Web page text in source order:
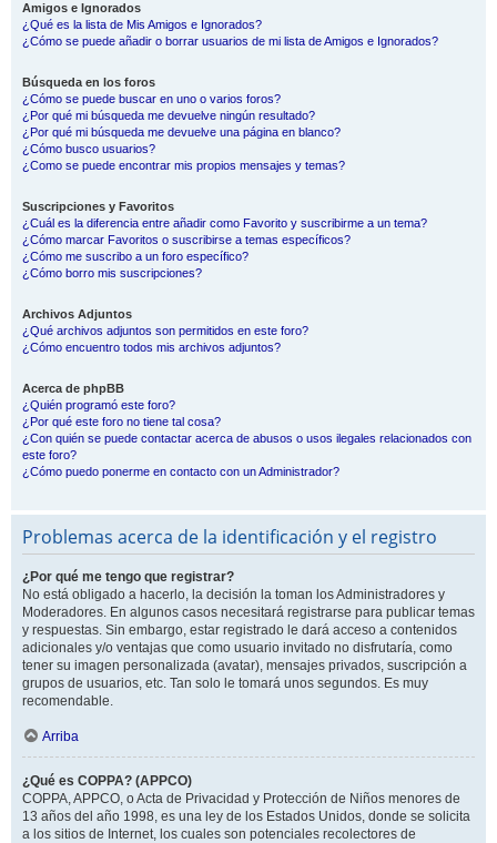
Amigos e Ignorados
¿Qué es la lista de Mis Amigos e Ignorados?
¿Cómo se puede añadir o borrar usuarios de mi lista de Amigos e Ignorados?
Búsqueda en los foros
¿Cómo se puede buscar en uno o varios foros?
¿Por qué mi búsqueda me devuelve ningún resultado?
¿Por qué mi búsqueda me devuelve una página en blanco?
¿Cómo busco usuarios?
¿Como se puede encontrar mis propios mensajes y temas?
Suscripciones y Favoritos
¿Cuál es la diferencia entre añadir como Favorito y suscribirme a un tema?
¿Cómo marcar Favoritos o suscribirse a temas específicos?
¿Cómo me suscribo a un foro específico?
¿Cómo borro mis suscripciones?
Archivos Adjuntos
¿Qué archivos adjuntos son permitidos en este foro?
¿Cómo encuentro todos mis archivos adjuntos?
Acerca de phpBB
¿Quién programó este foro?
¿Por qué este foro no tiene tal cosa?
¿Con quién se puede contactar acerca de abusos o usos ilegales relacionados con
este foro?
¿Cómo puedo ponerme en contacto con un Administrador?
Problemas acerca de la identificación y el registro
¿Por qué me tengo que registrar?
No está obligado a hacerlo, la decisión la toman los Administradores y
Moderadores. En algunos casos necesitará registrarse para publicar temas
y respuestas. Sin embargo, estar registrado le dará acceso a contenidos
adicionales y/o ventajas que como usuario invitado no disfrutaría, como
tener su imagen personalizada (avatar), mensajes privados, suscripción a
grupos de usuarios, etc. Tan solo le tomará unos segundos. Es muy
recomendable.
Arriba
¿Qué es COPPA? (APPCO)
COPPA, APPCO, o Acta de Privacidad y Protección de Niños menores de
13 años del año 1998, es una ley de los Estados Unidos, donde se solicita
a los sitios de Internet, los cuales son potenciales recolectores de